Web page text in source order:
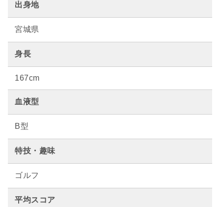
出身地
宮城県
身長
167cm
血液型
B型
特技・趣味
ゴルフ
平均スコア